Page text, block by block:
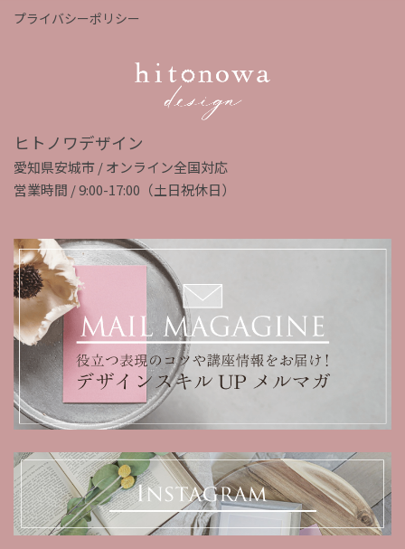
プライバシーポリシー
ヒトノワデザイン
愛知県安城市 / オンライン全国対応
営業時間 / 9:00-17:00（土日祝休日）